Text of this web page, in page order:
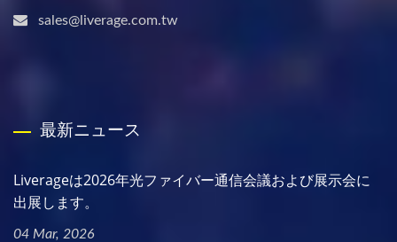
sales@liverage.com.tw
最新ニュース
Liverageは2026年光ファイバー通信会議および展示会に
出展します。
04 Mar, 2026